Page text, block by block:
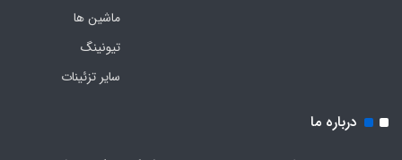
ماشین ها
تیونینگ
سایر تزئینات
درباره ما